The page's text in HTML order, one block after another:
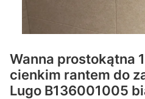
Wanna prostokątna
cienkim rantem do
Lugo B136001005